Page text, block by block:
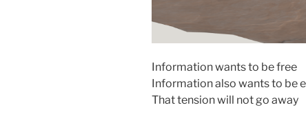
Information wants to be free
Information also wants to be
That tension will not go away